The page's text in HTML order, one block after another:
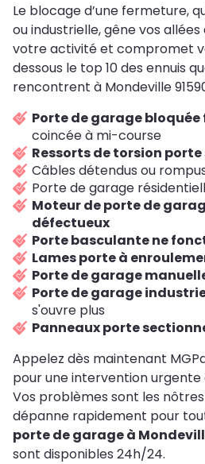
Le blocage d’une fermeture,
ou industrielle, gêne vos
votre activité et compromet
dessous le top 10 des ennuis
rencontrent à Mondeville
Porte de garage bloquée
coincée à mi-course
Ressorts de torsion
Câbles détendus ou
Porte de garage
Moteur de porte de
défectueux
Porte basculante ne
Lames porte à
Porte de garage
Porte de garage
s'ouvre plus
Panneaux porte
Appelez dès maintenant
pour une intervention urgente
Vos problèmes sont les nôtres
dépanne rapidement pour
porte de garage à
sont disponibles 24h/24.